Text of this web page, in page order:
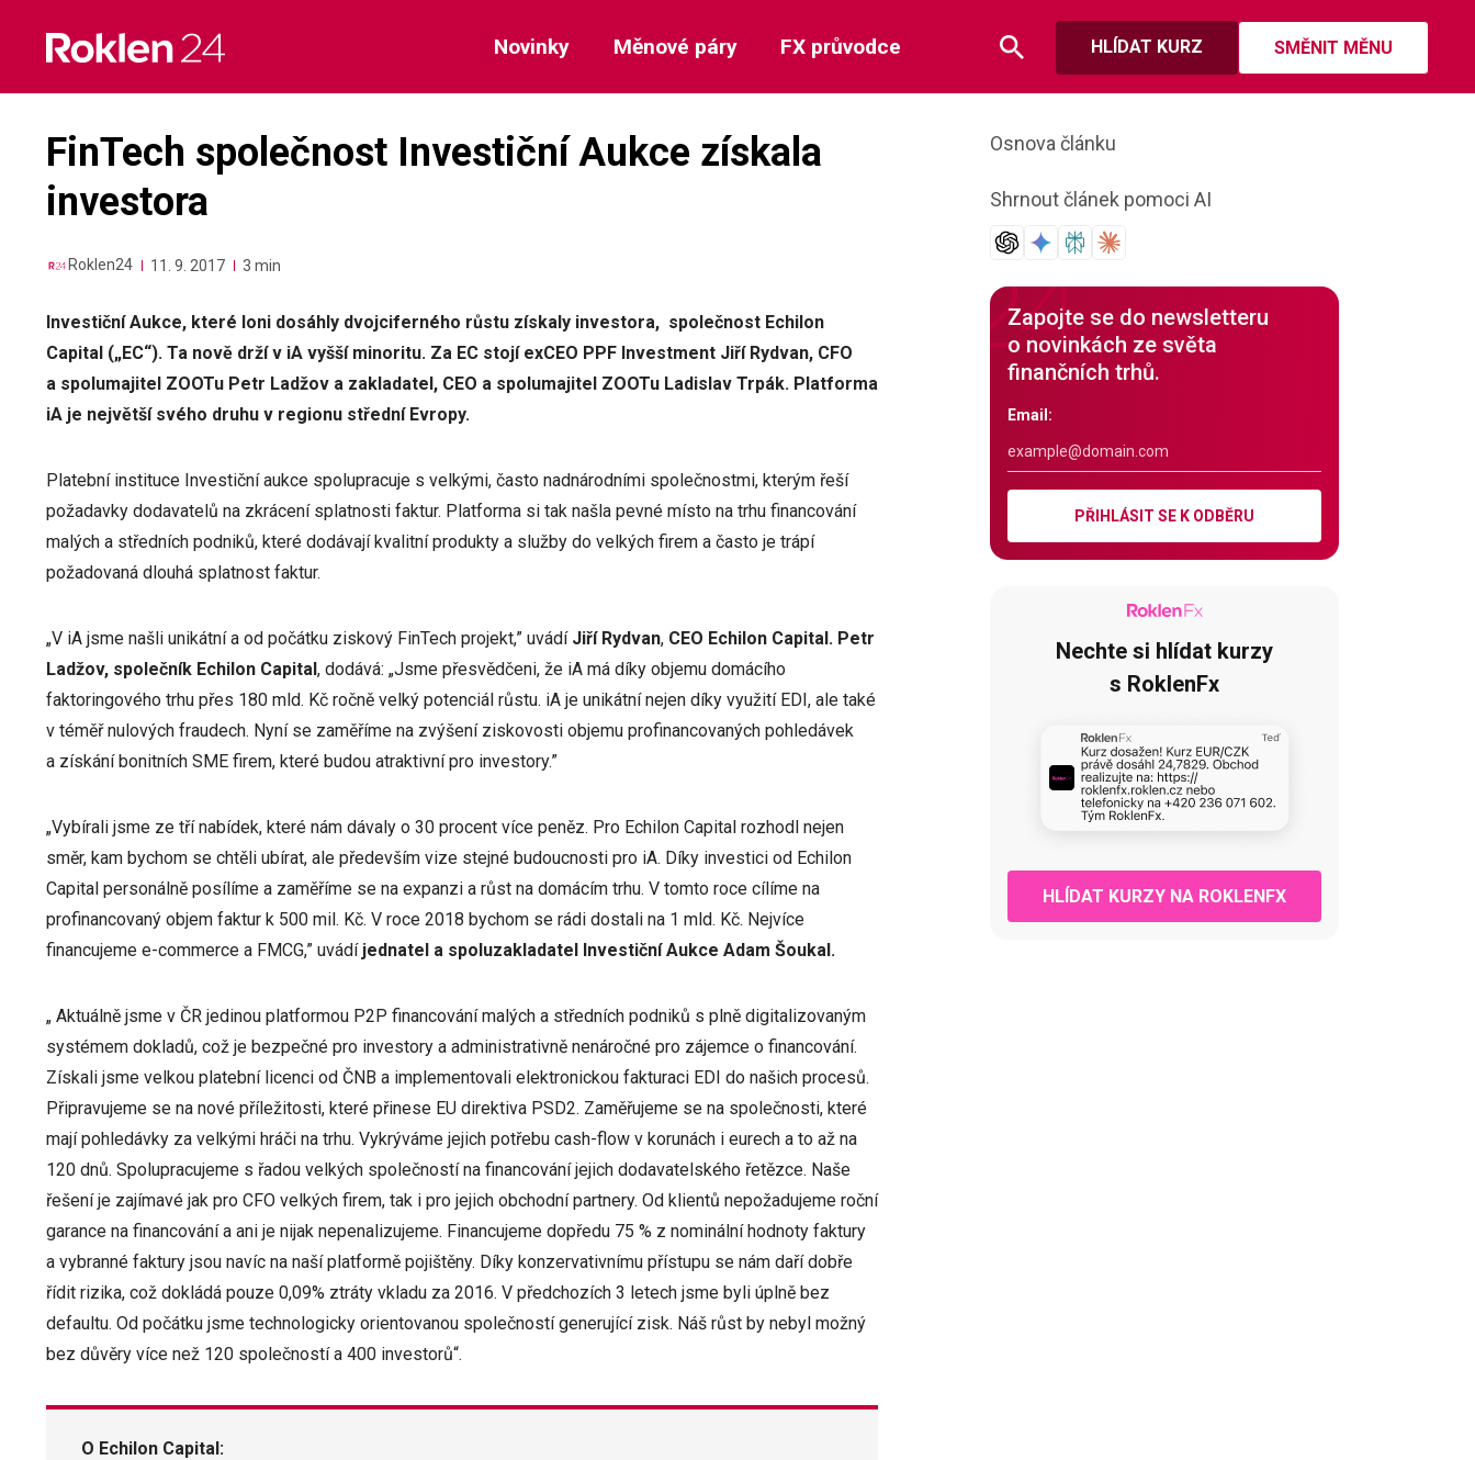
content
HLÍDAT KURZ SMĚNIT MĚNU
Novinky Měnové páry FX průvodce
FinTech společnost Investiční Aukce získala
investora
Roklen24 11. 9. 2017 3 min
Investiční Aukce, které loni dosáhly dvojciferného růstu získaly investora, společnost Echilon
Capital („EC“). Ta nově drží v iA vyšší minoritu. Za EC stojí exCEO PPF Investment Jiří Rydvan, CFO
a spolumajitel ZOOTu Petr Ladžov a zakladatel, CEO a spolumajitel ZOOTu Ladislav Trpák. Platforma
iA je největší svého druhu v regionu střední Evropy.
Platební instituce Investiční aukce spolupracuje s velkými, často nadnárodními společnostmi, kterým řeší
požadavky dodavatelů na zkrácení splatnosti faktur. Platforma si tak našla pevné místo na trhu financování
malých a středních podniků, které dodávají kvalitní produkty a služby do velkých firem a často je trápí
požadovaná dlouhá splatnost faktur.
„V iA jsme našli unikátní a od počátku ziskový FinTech projekt,” uvádí Jiří Rydvan, CEO Echilon Capital. Petr
Ladžov, společník Echilon Capital, dodává: „Jsme přesvědčeni, že iA má díky objemu domácího
faktoringového trhu přes 180 mld. Kč ročně velký potenciál růstu. iA je unikátní nejen díky využití EDI, ale také
v téměř nulových fraudech. Nyní se zaměříme na zvýšení ziskovosti objemu profinancovaných pohledávek
a získání bonitních SME firem, které budou atraktivní pro investory.”
„Vybírali jsme ze tří nabídek, které nám dávaly o 30 procent více peněz. Pro Echilon Capital rozhodl nejen
směr, kam bychom se chtěli ubírat, ale především vize stejné budoucnosti pro iA. Díky investici od Echilon
Capital personálně posílíme a zaměříme se na expanzi a růst na domácím trhu. V tomto roce cílíme na
profinancovaný objem faktur k 500 mil. Kč. V roce 2018 bychom se rádi dostali na 1 mld. Kč. Nejvíce
financujeme e-commerce a FMCG,” uvádí jednatel a spoluzakladatel Investiční Aukce Adam Šoukal.
„ Aktuálně jsme v ČR jedinou platformou P2P financování malých a středních podniků s plně digitalizovaným
systémem dokladů, což je bezpečné pro investory a administrativně nenáročné pro zájemce o financování.
Získali jsme velkou platební licenci od ČNB a implementovali elektronickou fakturaci EDI do našich procesů.
Připravujeme se na nové příležitosti, které přinese EU direktiva PSD2. Zaměřujeme se na společnosti, které
mají pohledávky za velkými hráči na trhu. Vykrýváme jejich potřebu cash-flow v korunách i eurech a to až na
120 dnů. Spolupracujeme s řadou velkých společností na financování jejich dodavatelského řetězce. Naše
řešení je zajímavé jak pro CFO velkých firem, tak i pro jejich obchodní partnery. Od klientů nepožadujeme roční
garance na financování a ani je nijak nepenalizujeme. Financujeme dopředu 75 % z nominální hodnoty faktury
a vybranné faktury jsou navíc na naší platformě pojištěny. Díky konzervativnímu přístupu se nám daří dobře
řídit rizika, což dokládá pouze 0,09% ztráty vkladu za 2016. V předchozích 3 letech jsme byli úplně bez
defaultu. Od počátku jsme technologicky orientovanou společností generující zisk. Náš růst by nebyl možný
bez důvěry více než 120 společností a 400 investorů“.
O Echilon Capital:
Osnova článku
Shrnout článek pomoci AI
Zapojte se do newsletteru
o novinkách ze světa
finančních trhů.
Email:
PŘIHLÁSIT SE K ODBĚRU
Nechte si hlídat kurzy
s RoklenFx
HLÍDAT KURZY NA ROKLENFX